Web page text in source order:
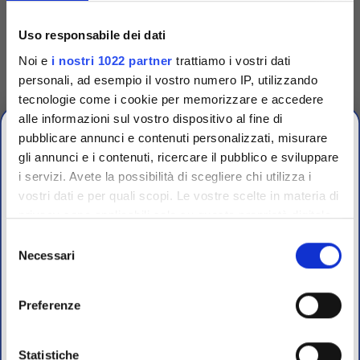
Uso responsabile dei dati
Noi e i nostri 1022 partner trattiamo i vostri dati
personali, ad esempio il vostro numero IP, utilizzando
tecnologie come i cookie per memorizzare e accedere
alle informazioni sul vostro dispositivo al fine di
pubblicare annunci e contenuti personalizzati, misurare
gli annunci e i contenuti, ricercare il pubblico e sviluppare
i servizi. Avete la possibilità di scegliere chi utilizza i
vostri dati e per quali scopi. Le vostre scelte in materia di
privacy sono applicabili solo su questa proprietà digitale
modificare o revocare il proprio consenso in qualsiasi
momento dalla Dichiarazione sui cookie o facendo clic
raccogliere informazioni sulla tua posizione
delNecessari
Preferenze
Statistiche
cartucce dischi
antibiotici
Dispensatore per cartucce con
dischi antibiotici brand
Biomaxima e compatibile
Oxoid.
Accedi Per visualizzare
prezzi e schede tecniche
CHIUSURA